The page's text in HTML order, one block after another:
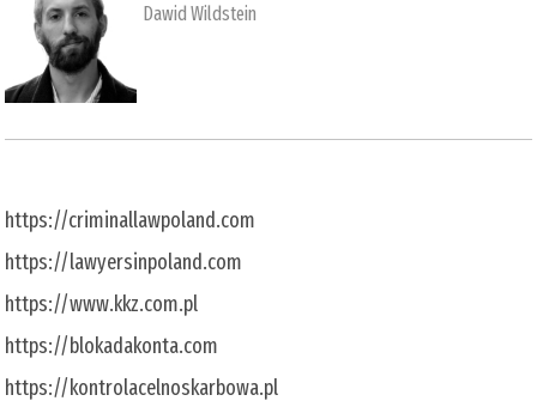
Dawid Wildstein
https://criminallawpoland.com
https://lawyersinpoland.com
https://www.kkz.com.pl
https://blokadakonta.com
https://kontrolacelnoskarbowa.pl